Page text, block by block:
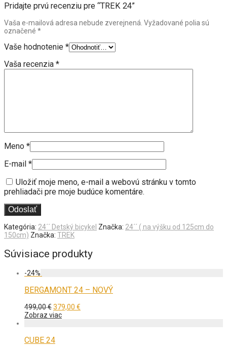
Pridajte prvú recenziu pre “TREK 24”
Vaša e-mailová adresa nebude zverejnená. Vyžadované polia sú
označené *
Vaše hodnotenie *
Vaša recenzia *
Meno *
E-mail *
Uložiť moje meno, e-mail a webovú stránku v tomto
prehliadači pre moje budúce komentáre.
Kategória: 24´´ Detský bicykel Značka: 24´´ ( na výšku od 125cm do
150cm) Značka: TREK
Súvisiace produkty
-24%
BERGAMONT 24 – NOVÝ
499,00€Pôvodná
cena
379,00 €
Zobraz viac
CUBE 24